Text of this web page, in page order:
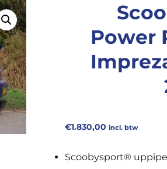
Power
€1.830,00 incl. btw
Scoobysport® uppipe